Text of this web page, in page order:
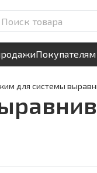
Покупателям
BIHUI 1мм, 100шт,
для системы